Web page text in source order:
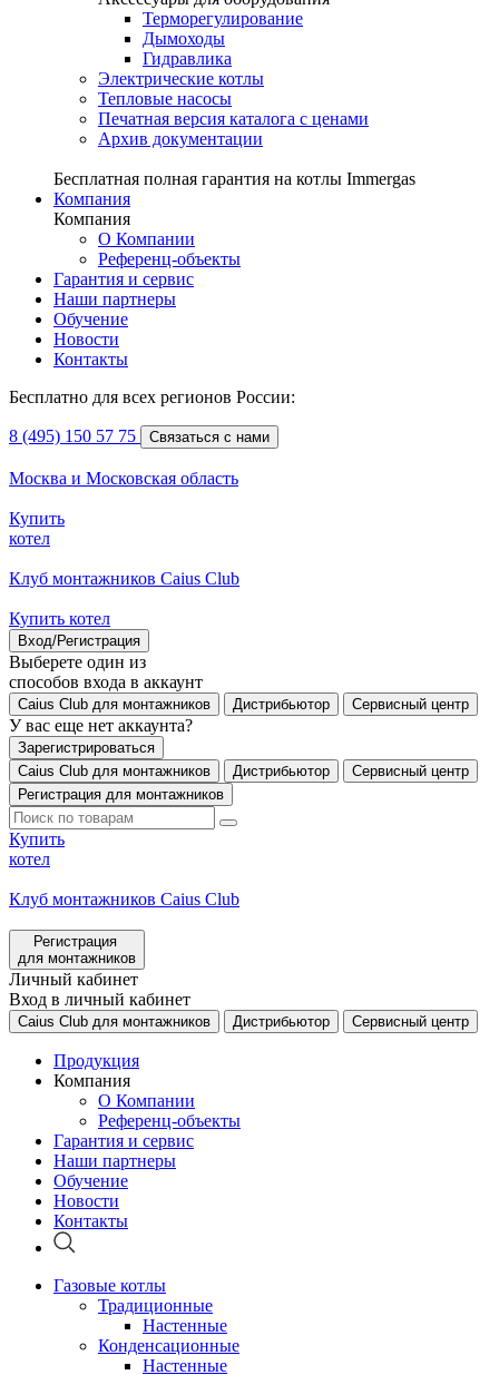
Терморегулирование
Дымоходы
Гидравлика
Электрические котлы
Тепловые насосы
Печатная версия каталога с ценами
Архив документации
Бесплатная полная гарантия на котлы Immergas
Компания
Компания
О Компании
Референц-объекты
Гарантия и сервис
Наши партнеры
Обучение
Новости
Контакты
Бесплатно для всех регионов России:
8 (495) 150 57 75 Связаться с нами
Москва и Московская область
Купить
котел
Клуб монтажников Caius Club
Купить котел
Вход/Регистрация
Выберете один из
способов входа в аккаунт
Caius Club для монтажников Дистрибьютор Сервисный центр
У вас еще нет аккаунта?
Зарегистрироваться
Caius Club для монтажников
Дистрибьютор
Сервисный центр
Регистрация для монтажников
Купить
котел
Клуб монтажников Caius Club
Регистрация
для монтажников
Личный кабинет
Вход в личный кабинет
Caius Club для монтажников Дистрибьютор Сервисный центр
Продукция
Компания
О Компании
Референц-объекты
Гарантия и сервис
Наши партнеры
Обучение
Новости
Контакты
Газовые котлы
Традиционные
Настенные
Конденсационные
Настенные